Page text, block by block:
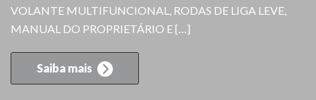
VOLANTE MULTIFUNCIONAL, RODAS DE LIGA LEVE,
MANUAL DO PROPRIETÁRIO E […]
Saiba mais